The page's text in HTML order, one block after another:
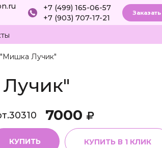
+7 (499) 165-06-57
+7 (903) 707-17-21
Лучик"
30310 7000
КУПИТЬ КУПИТЬ В 1 КЛИК